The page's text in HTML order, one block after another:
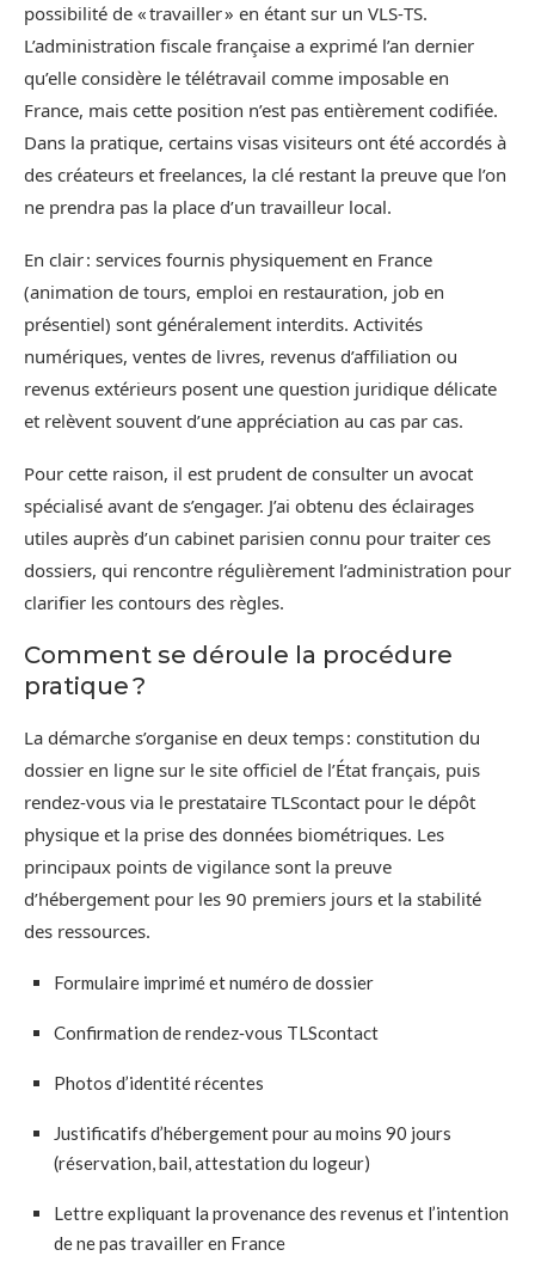
possibilité de « travailler » en étant sur un VLS‑TS.
L’administration fiscale française a exprimé l’an dernier
qu’elle considère le télétravail comme imposable en
France, mais cette position n’est pas entièrement codifiée.
Dans la pratique, certains visas visiteurs ont été accordés à
des créateurs et freelances, la clé restant la preuve que l’on
ne prendra pas la place d’un travailleur local.
En clair : services fournis physiquement en France
(animation de tours, emploi en restauration, job en
présentiel) sont généralement interdits. Activités
numériques, ventes de livres, revenus d’affiliation ou
revenus extérieurs posent une question juridique délicate
et relèvent souvent d’une appréciation au cas par cas.
Pour cette raison, il est prudent de consulter un avocat
spécialisé avant de s’engager. J’ai obtenu des éclairages
utiles auprès d’un cabinet parisien connu pour traiter ces
dossiers, qui rencontre régulièrement l’administration pour
clarifier les contours des règles.
Comment se déroule la procédure
pratique ?
La démarche s’organise en deux temps : constitution du
dossier en ligne sur le site officiel de l’État français, puis
rendez‑vous via le prestataire TLScontact pour le dépôt
physique et la prise des données biométriques. Les
principaux points de vigilance sont la preuve
d’hébergement pour les 90 premiers jours et la stabilité
des ressources.
Formulaire imprimé et numéro de dossier
Confirmation de rendez‑vous TLScontact
Photos d’identité récentes
Justificatifs d’hébergement pour au moins 90 jours
(réservation, bail, attestation du logeur)
Lettre expliquant la provenance des revenus et l’intention
de ne pas travailler en France